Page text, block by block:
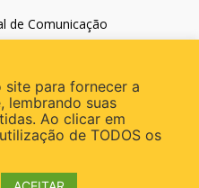
de Comunicação
site para fornecer a
lembrando suas
Ao clicar em
de TODOS os